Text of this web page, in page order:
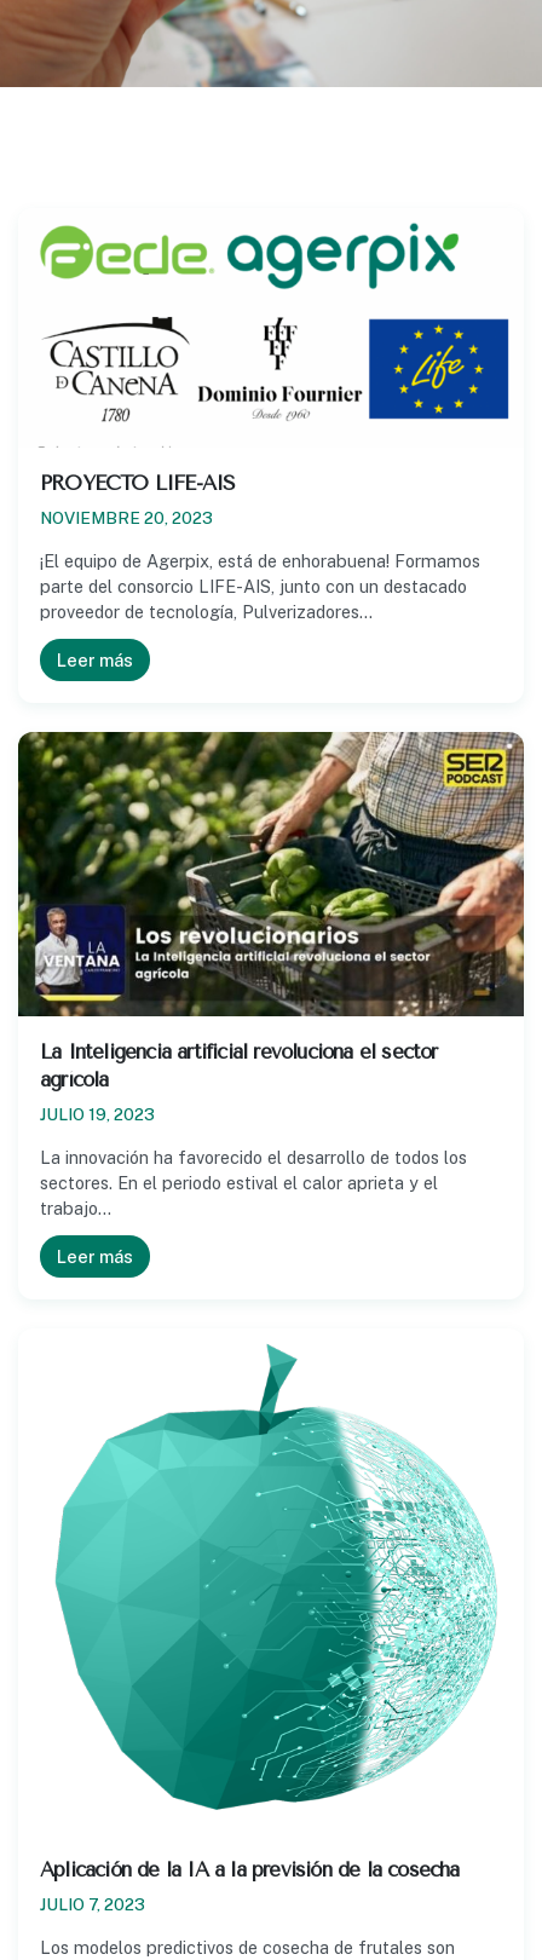
PROYECTO LIFE-AIS
NOVIEMBRE 20, 2023
¡El equipo de Agerpix, está de enhorabuena! Formamos
parte del consorcio LIFE-AIS, junto con un destacado
proveedor de tecnología, Pulverizadores…
Leer más
La Inteligencia artificial revoluciona el sector
agrícola
JULIO 19, 2023
La innovación ha favorecido el desarrollo de todos los
sectores. En el periodo estival el calor aprieta y el
trabajo…
Leer más
Aplicación de la IA a la previsión de la cosecha
JULIO 7, 2023
Los modelos predictivos de cosecha de frutales son